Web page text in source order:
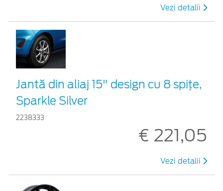
Vezi detalii
Jantă din aliaj 15" design cu 8 spițe,
Sparkle Silver
2238333
€ 221,05
Vezi detalii